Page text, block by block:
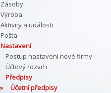
Zásoby
Výroba
Aktivity a události
Pošta
Nastavení
Postup nastavení nové firmy
Účtový rozvrh
Předpisy
Účetní předpisy